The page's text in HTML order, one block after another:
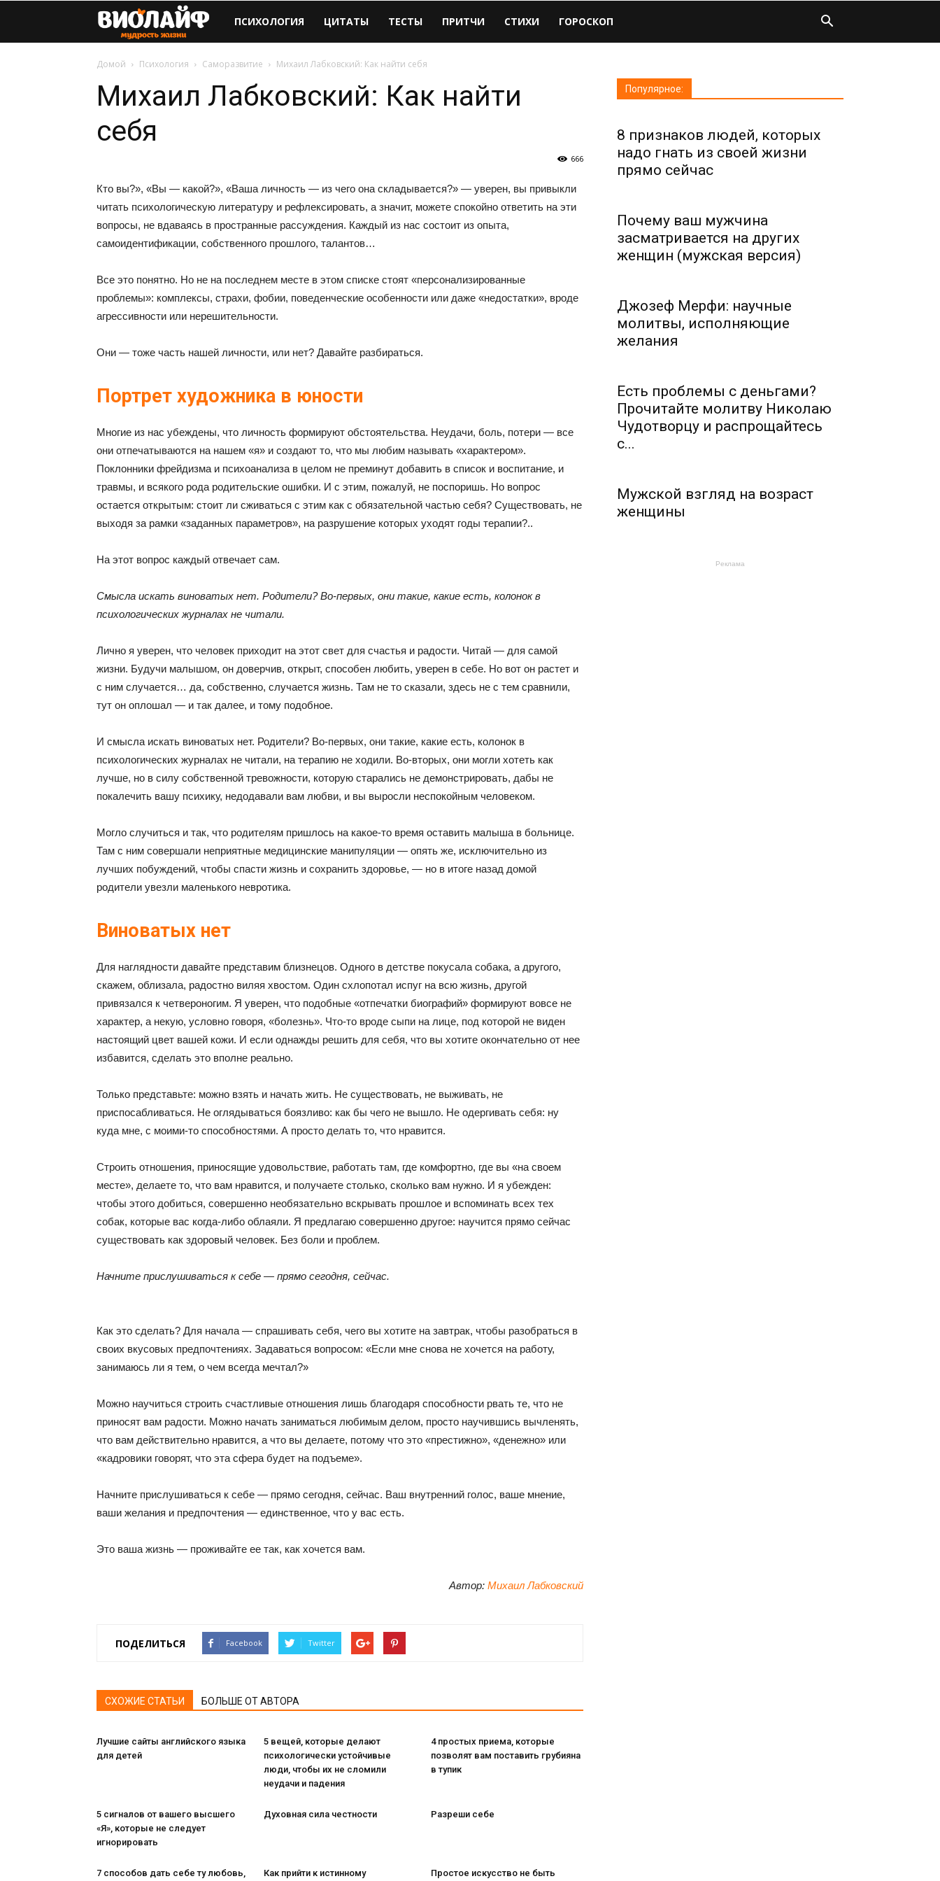
Виолайф
ПСИХОЛОГИЯ ЦИТАТЫ ТЕСТЫ ПРИТЧИ СТИХИ ГОРОСКОП
Домой Психология Саморазвитие Михаил Лабковский: Как найти себя
Михаил Лабковский: Как найти
себя
666
Кто вы?», «Вы — какой?», «Ваша личность — из чего она складывается?» — уверен, вы привыкли
читать психологическую литературу и рефлексировать, а значит, можете спокойно ответить на эти
вопросы, не вдаваясь в пространные рассуждения. Каждый из нас состоит из опыта,
самоидентификации, собственного прошлого, талантов…
Все это понятно. Но не на последнем месте в этом списке стоят «персонализированные
проблемы»: комплексы, страхи, фобии, поведенческие особенности или даже «недостатки», вроде
агрессивности или нерешительности.
Они — тоже часть нашей личности, или нет? Давайте разбираться.
Портрет художника в юности
Многие из нас убеждены, что личность формируют обстоятельства. Неудачи, боль, потери — все
они отпечатываются на нашем «я» и создают то, что мы любим называть «характером».
Поклонники фрейдизма и психоанализа в целом не преминут добавить в список и воспитание, и
травмы, и всякого рода родительские ошибки. И с этим, пожалуй, не поспоришь. Но вопрос
остается открытым: стоит ли сживаться с этим как с обязательной частью себя? Существовать, не
выходя за рамки «заданных параметров», на разрушение которых уходят годы терапии?..
На этот вопрос каждый отвечает сам.
Смысла искать виноватых нет. Родители? Во-первых, они такие, какие есть, колонок в
психологических журналах не читали.
Лично я уверен, что человек приходит на этот свет для счастья и радости. Читай — для самой
жизни. Будучи малышом, он доверчив, открыт, способен любить, уверен в себе. Но вот он растет и
с ним случается… да, собственно, случается жизнь. Там не то сказали, здесь не с тем сравнили,
тут он оплошал — и так далее, и тому подобное.
И смысла искать виноватых нет. Родители? Во-первых, они такие, какие есть, колонок в
психологических журналах не читали, на терапию не ходили. Во-вторых, они могли хотеть как
лучше, но в силу собственной тревожности, которую старались не демонстрировать, дабы не
покалечить вашу психику, недодавали вам любви, и вы выросли неспокойным человеком.
Могло случиться и так, что родителям пришлось на какое-то время оставить малыша в больнице.
Там с ним совершали неприятные медицинские манипуляции — опять же, исключительно из
лучших побуждений, чтобы спасти жизнь и сохранить здоровье, — но в итоге назад домой
родители увезли маленького невротика.
Виноватых нет
Для наглядности давайте представим близнецов. Одного в детстве покусала собака, а другого,
скажем, облизала, радостно виляя хвостом. Один схлопотал испуг на всю жизнь, другой
привязался к четвероногим. Я уверен, что подобные «отпечатки биографий» формируют вовсе не
характер, а некую, условно говоря, «болезнь». Что-то вроде сыпи на лице, под которой не виден
настоящий цвет вашей кожи. И если однажды решить для себя, что вы хотите окончательно от нее
избавится, сделать это вполне реально.
Только представьте: можно взять и начать жить. Не существовать, не выживать, не
приспосабливаться. Не оглядываться боязливо: как бы чего не вышло. Не одергивать себя: ну
куда мне, с моими-то способностями. А просто делать то, что нравится.
Строить отношения, приносящие удовольствие, работать там, где комфортно, где вы «на своем
месте», делаете то, что вам нравится, и получаете столько, сколько вам нужно. И я убежден:
чтобы этого добиться, совершенно необязательно вскрывать прошлое и вспоминать всех тех
собак, которые вас когда-либо облаяли. Я предлагаю совершенно другое: научится прямо сейчас
существовать как здоровый человек. Без боли и проблем.
Начните прислушиваться к себе — прямо сегодня, сейчас.
Как это сделать? Для начала — спрашивать себя, чего вы хотите на завтрак, чтобы разобраться в
своих вкусовых предпочтениях. Задаваться вопросом: «Если мне снова не хочется на работу,
занимаюсь ли я тем, о чем всегда мечтал?»
Можно научиться строить счастливые отношения лишь благодаря способности рвать те, что не
приносят вам радости. Можно начать заниматься любимым делом, просто научившись вычленять,
что вам действительно нравится, а что вы делаете, потому что это «престижно», «денежно» или
«кадровики говорят, что эта сфера будет на подъеме».
Начните прислушиваться к себе — прямо сегодня, сейчас. Ваш внутренний голос, ваше мнение,
ваши желания и предпочтения — единственное, что у вас есть.
Это ваша жизнь — проживайте ее так, как хочется вам.
Автор: Михаил Лабковский
ПОДЕЛИТЬСЯ Facebook Twitter
СХОЖИЕ СТАТЬИ БОЛЬШЕ ОТ АВТОРА
Лучшие сайты английского языка
для детей
5 вещей, которые делают
психологически устойчивые
люди, чтобы их не сломили
неудачи и падения
4 простых приема, которые
позволят вам поставить грубияна
в тупик
5 сигналов от вашего высшего
«Я», которые не следует
игнорировать
Духовная сила честности Разреши себе
7 способов дать себе ту любовь, Как прийти к истинному Простое искусство не быть
Популярное:
8 признаков людей, которых
надо гнать из своей жизни
прямо сейчас
Почему ваш мужчина
засматривается на других
женщин (мужская версия)
Джозеф Мерфи: научные
молитвы, исполняющие
желания
Есть проблемы с деньгами?
Прочитайте молитву Николаю
Чудотворцу и распрощайтесь
с...
Мужской взгляд на возраст
женщины
Реклама